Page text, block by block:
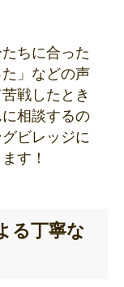
ちに合った
」などの声
戦したとき
相談するの
ビレッジに
す！
る丁寧な